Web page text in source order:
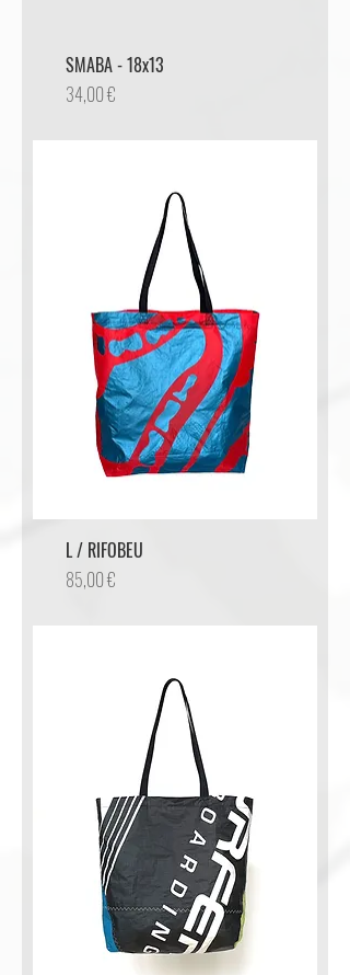
SMABA - 18x13
Preis
34,00 €
L / RIFOBEU
Preis
85,00 €